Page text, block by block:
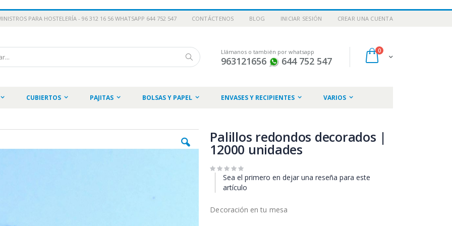
PARA HOSTELERÍA - 96 312 16 56 WHATSAPP 644 752 547 CONTÁCTENOS BLOG INICIAR SESIÓN CREAR UNA CUENTA
Cart
0artículos
Llámanos o también por whatsapp
963121656 644 752 547
CUBIERTOS PAJITAS BOLSAS Y PAPEL ENVASES Y RECIPIENTES VARIOS
Palillos redondos decorados |
12000 unidades
Sea el primero en dejar una reseña para este
artículo
Decoración en tu mesa